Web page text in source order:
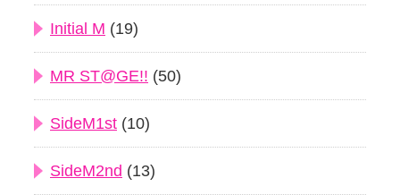
Initial M (19)
MR ST@GE!! (50)
SideM1st (10)
SideM2nd (13)